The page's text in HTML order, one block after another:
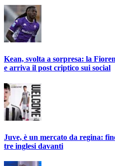
Kean, svolta a sorpresa: la
e arriva il post criptico sui social
Juve, è un mercato da regina:
tre inglesi davanti